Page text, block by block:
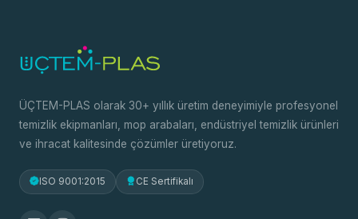
ÜÇTEM-PLAS olarak 30+ yıllık üretim deneyimiyle profesyonel
temizlik ekipmanları, mop arabaları, endüstriyel temizlik ürünleri
ve ihracat kalitesinde çözümler üretiyoruz.
ISO 9001:2015 CE Sertifikalı